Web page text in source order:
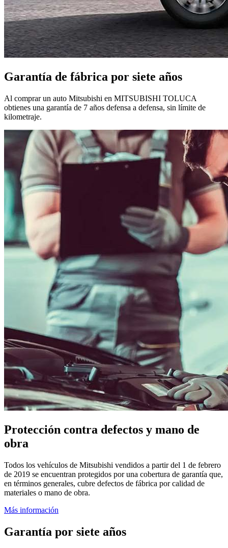
Garantía de fábrica por siete años
Al comprar un auto Mitsubishi en MITSUBISHI TOLUCA
obtienes una garantía de 7 años defensa a defensa, sin límite de
kilometraje.
Protección contra defectos y mano de
obra
Todos los vehículos de Mitsubishi vendidos a partir del 1 de febrero
de 2019 se encuentran protegidos por una cobertura de garantía que,
en términos generales, cubre defectos de fábrica por calidad de
materiales o mano de obra.
Más información
Garantía por siete años